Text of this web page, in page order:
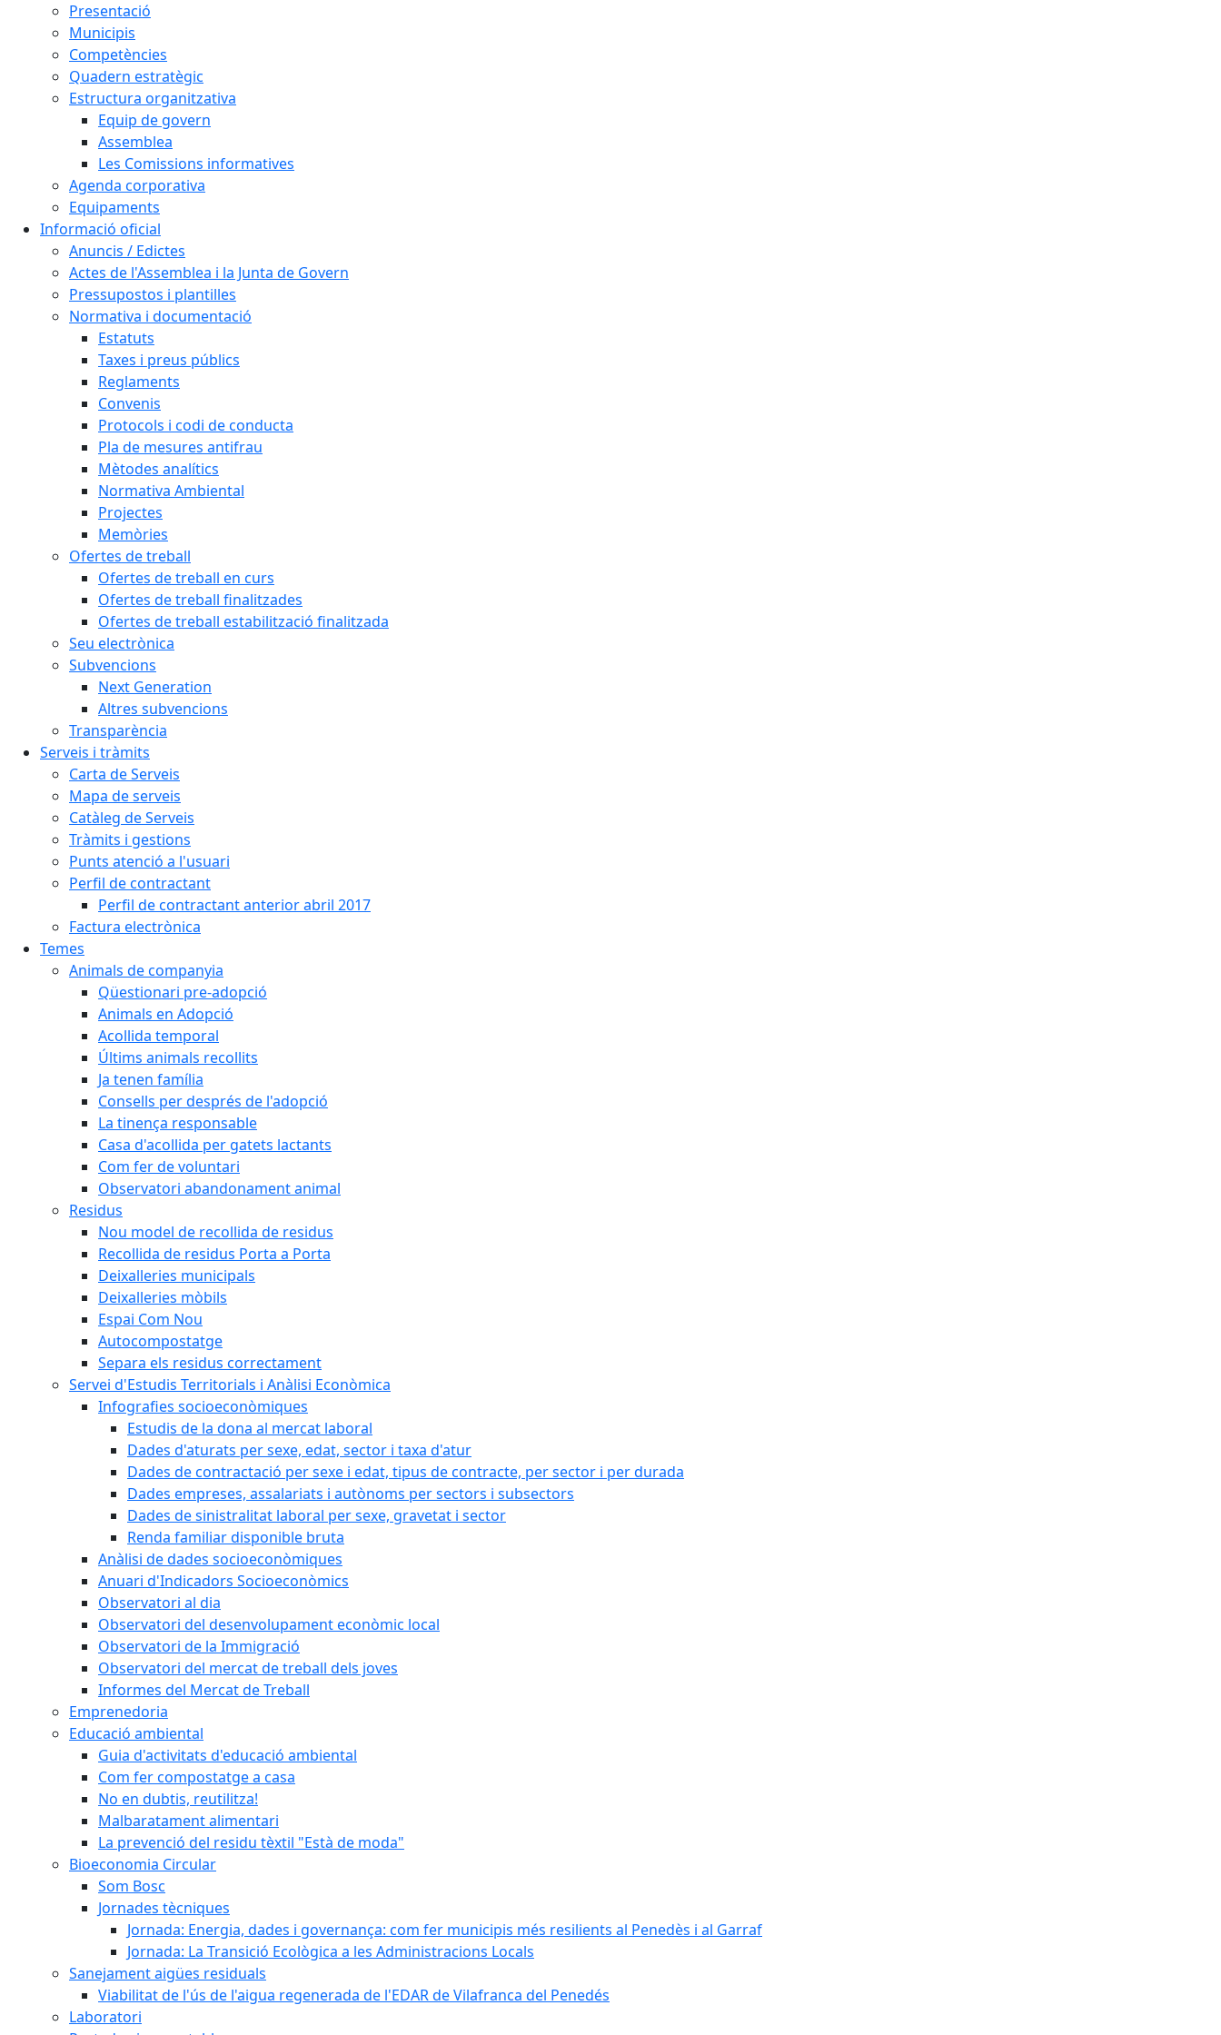
Presentació
Municipis
Competències
Quadern estratègic
Estructura organitzativa
Equip de govern
Assemblea
Les Comissions informatives
Agenda corporativa
Equipaments
Informació oficial
Anuncis / Edictes
Actes de l'Assemblea i la Junta de Govern
Pressupostos i plantilles
Normativa i documentació
Estatuts
Taxes i preus públics
Reglaments
Convenis
Protocols i codi de conducta
Pla de mesures antifrau
Mètodes analítics
Normativa Ambiental
Projectes
Memòries
Ofertes de treball
Ofertes de treball en curs
Ofertes de treball finalitzades
Ofertes de treball estabilització finalitzada
Seu electrònica
Subvencions
Next Generation
Altres subvencions
Transparència
Serveis i tràmits
Carta de Serveis
Mapa de serveis
Catàleg de Serveis
Tràmits i gestions
Punts atenció a l'usuari
Perfil de contractant
Perfil de contractant anterior abril 2017
Factura electrònica
Temes
Animals de companyia
Qüestionari pre-adopció
Animals en Adopció
Acollida temporal
Últims animals recollits
Ja tenen família
Consells per després de l'adopció
La tinença responsable
Casa d'acollida per gatets lactants
Com fer de voluntari
Observatori abandonament animal
Residus
Nou model de recollida de residus
Recollida de residus Porta a Porta
Deixalleries municipals
Deixalleries mòbils
Espai Com Nou
Autocompostatge
Separa els residus correctament
Servei d'Estudis Territorials i Anàlisi Econòmica
Infografies socioeconòmiques
Estudis de la dona al mercat laboral
Dades d'aturats per sexe, edat, sector i taxa d'atur
Dades de contractació per sexe i edat, tipus de contracte, per sector i per durada
Dades empreses, assalariats i autònoms per sectors i subsectors
Dades de sinistralitat laboral per sexe, gravetat i sector
Renda familiar disponible bruta
Anàlisi de dades socioeconòmiques
Anuari d'Indicadors Socioeconòmics
Observatori al dia
Observatori del desenvolupament econòmic local
Observatori de la Immigració
Observatori del mercat de treball dels joves
Informes del Mercat de Treball
Emprenedoria
Educació ambiental
Guia d'activitats d'educació ambiental
Com fer compostatge a casa
No en dubtis, reutilitza!
Malbaratament alimentari
La prevenció del residu tèxtil "Està de moda"
Bioeconomia Circular
Som Bosc
Jornades tècniques
Jornada: Energia, dades i governança: com fer municipis més resilients al Penedès i al Garraf
Jornada: La Transició Ecològica a les Administracions Locals
Sanejament aigües residuals
Viabilitat de l'ús de l'aigua regenerada de l'EDAR de Vilafranca del Penedés
Laboratori